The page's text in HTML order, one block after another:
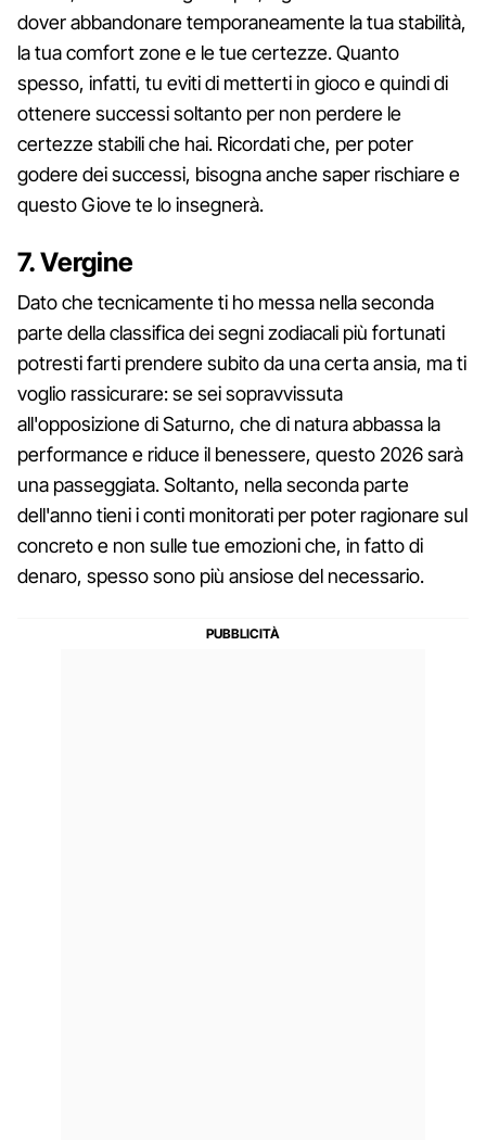
dover abbandonare temporaneamente la tua stabilità,
la tua comfort zone e le tue certezze. Quanto
spesso, infatti, tu eviti di metterti in gioco e quindi di
ottenere successi soltanto per non perdere le
certezze stabili che hai. Ricordati che, per poter
godere dei successi, bisogna anche saper rischiare e
questo Giove te lo insegnerà.
7. Vergine
Dato che tecnicamente ti ho messa nella seconda
parte della classifica dei segni zodiacali più fortunati
potresti farti prendere subito da una certa ansia, ma ti
voglio rassicurare: se sei sopravvissuta
all'opposizione di Saturno, che di natura abbassa la
performance e riduce il benessere, questo 2026 sarà
una passeggiata. Soltanto, nella seconda parte
dell'anno tieni i conti monitorati per poter ragionare sul
concreto e non sulle tue emozioni che, in fatto di
denaro, spesso sono più ansiose del necessario.